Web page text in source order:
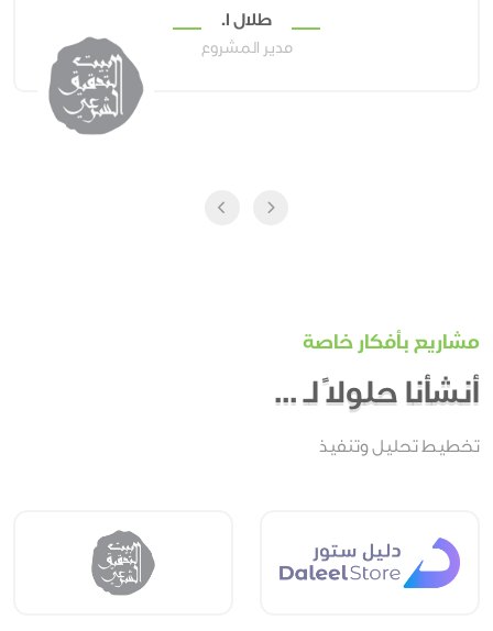
طلال ا.
مدير المشروع
مشاريع بأفكار خاصة
أنشأنا حلولًا لـ ...
تخطيط تحليل وتنفيذ